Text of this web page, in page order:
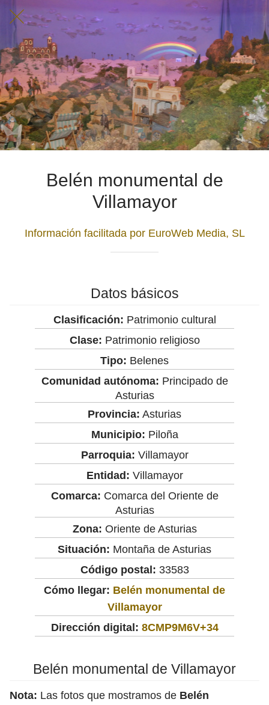
Belén monumental de
Villamayor
Información facilitada por EuroWeb Media, SL
Datos básicos
Clasificación: Patrimonio cultural
Clase: Patrimonio religioso
Tipo: Belenes
Comunidad autónoma: Principado de
Asturias
Provincia: Asturias
Municipio: Piloña
Parroquia: Villamayor
Entidad: Villamayor
Comarca: Comarca del Oriente de
Asturias
Zona: Oriente de Asturias
Situación: Montaña de Asturias
Código postal: 33583
Cómo llegar: Belén monumental de
Villamayor
Dirección digital: 8CMP9M6V+34
Belén monumental de Villamayor
Nota: Las fotos que mostramos de Belén